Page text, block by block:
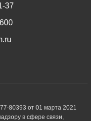
37
80393 от 01 марта 2021
в сфере связи,